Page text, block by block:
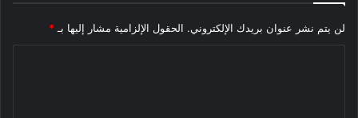
لن يتم نشر عنوان بريدك الإلكتروني. الحقول الإلزامية مشار إليها بـ *